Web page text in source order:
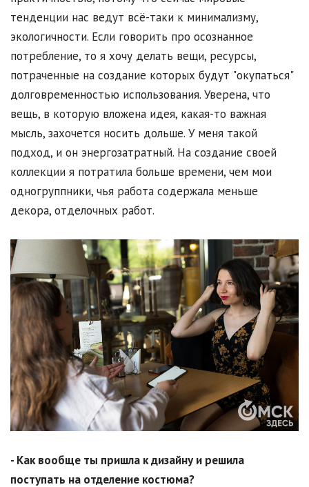
тенденции нас ведут всё-таки к минимализму,
экологичности. Если говорить про осознанное
потребление, то я хочу делать вещи, ресурсы,
потраченные на создание которых будут "окупаться"
долговременностью использования. Уверена, что
вещь, в которую вложена идея, какая-то важная
мысль, захочется носить дольше. У меня такой
подход, и он энергозатратный. На создание своей
коллекции я потратила больше времени, чем мои
одногруппники, чья работа содержала меньше
декора, отделочных работ.
- Как вообще ты пришла к дизайну и решила
поступать на отделение костюма?